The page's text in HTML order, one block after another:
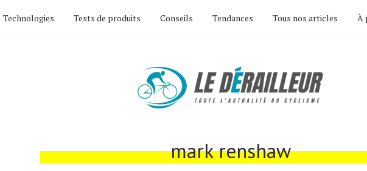
Technologies Tests de produits Conseils Tendances Tous nos articles À
mark renshaw